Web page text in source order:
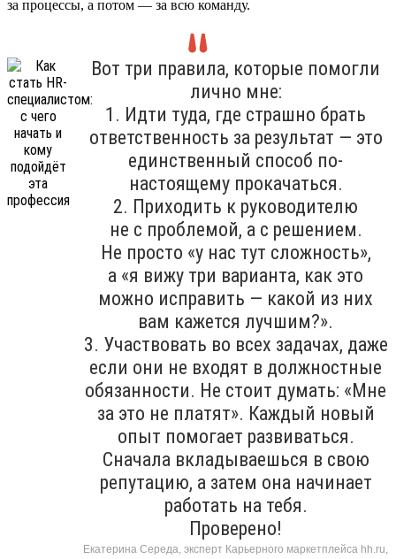
за процессы, а потом — за всю команду.
Вот три правила, которые помогли
лично мне:
1. Идти туда, где страшно брать
ответственность за результат — это
единственный способ по-
настоящему прокачаться.
2. Приходить к руководителю
не с проблемой, а с решением.
Не просто «у нас тут сложность»,
а «я вижу три варианта, как это
можно исправить — какой из них
вам кажется лучшим?».
3. Участвовать во всех задачах, даже
если они не входят в должностные
обязанности. Не стоит думать: «Мне
за это не платят». Каждый новый
опыт помогает развиваться.
Сначала вкладываешься в свою
репутацию, а затем она начинает
работать на тебя.
Проверено!
Екатерина Середа, эксперт Карьерного маркетплейса hh.ru,